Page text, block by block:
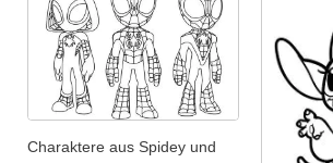
Charaktere aus Spidey und